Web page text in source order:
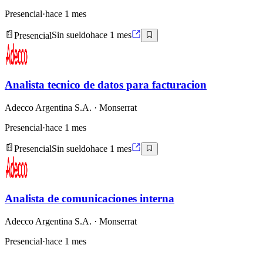
Presencial·hace 1 mes
PresencialSin sueldohace 1 mes
Analista tecnico de datos para facturacion
Adecco Argentina S.A. · Monserrat
Presencial·hace 1 mes
PresencialSin sueldohace 1 mes
Analista de comunicaciones interna
Adecco Argentina S.A. · Monserrat
Presencial·hace 1 mes